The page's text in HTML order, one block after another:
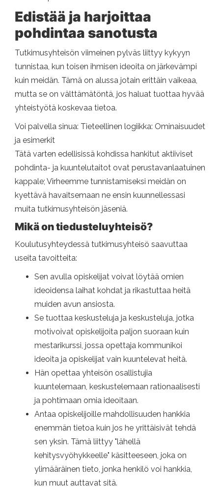
Edistää ja harjoittaa
pohdintaa sanotusta
Tutkimusyhteisön viimeinen pylväs liittyy kykyyn
tunnistaa, kun toisen ihmisen ideoita on järkevämpi
kuin meidän. Tämä on alussa jotain erittäin vaikeaa,
mutta se on välttämätöntä, jos haluat tuottaa hyvää
yhteistyötä koskevaa tietoa.
Voi palvella sinua: Tieteellinen logiikka: Ominaisuudet
ja esimerkit
Tätä varten edellisissä kohdissa hankitut aktiiviset
pohdinta- ja kuuntelutaitot ovat perustavanlaatuinen
kappale; Virheemme tunnistamiseksi meidän on
kyettävä havaitsemaan ne ensin kuunnellessasi
muita tutkimusyhteisön jäseniä.
Mikä on tiedusteluyhteisö?
Koulutusyhteydessä tutkimusyhteisö saavuttaa
useita tavoitteita:
Sen avulla opiskelijat voivat löytää omien
ideoidensa laihat kohdat ja rikastuttaa heitä
muiden avun ansiosta.
Se tuottaa keskusteluja ja keskusteluja, jotka
motivoivat opiskelijoita paljon suoraan kuin
mestarikurssi, jossa opettaja kommunikoi
ideoita ja opiskelijat vain kuuntelevat heitä.
Hän opettaa yhteisön osallistujia
kuuntelemaan, keskustelemaan rationaalisesti
ja pohtimaan omia ideoitaan.
Antaa opiskelijoille mahdollisuuden hankkia
enemmän tietoa kuin jos he yrittäisivät tehdä
sen yksin. Tämä liittyy "lähellä
kehitysvyöhykkeelle" käsitteeseen, joka on
ylimääräinen tieto, jonka henkilö voi hankkia,
kun muut auttavat sitä.